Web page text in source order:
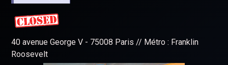
40 avenue George V - 75008 Paris // Métro : Franklin
Roosevelt